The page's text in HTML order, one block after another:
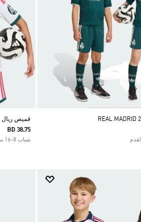
قميص ريال
BD 38.75
شباب 8-16 سنوات كرة القدم